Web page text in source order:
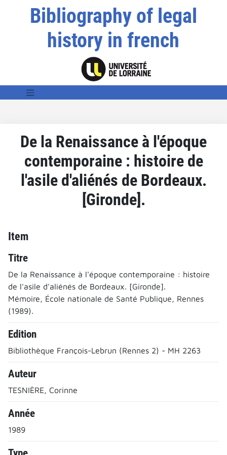
Bibliography of legal
history in french
De la Renaissance à l'époque
contemporaine : histoire de
l'asile d'aliénés de Bordeaux.
[Gironde].
Item
Titre
De la Renaissance à l'époque contemporaine : histoire
de l'asile d'aliénés de Bordeaux. [Gironde].
Mémoire, École nationale de Santé Publique, Rennes
(1989).
Edition
Bibliothèque François-Lebrun (Rennes 2) - MH 2263
Auteur
TESNIÈRE, Corinne
Année
1989